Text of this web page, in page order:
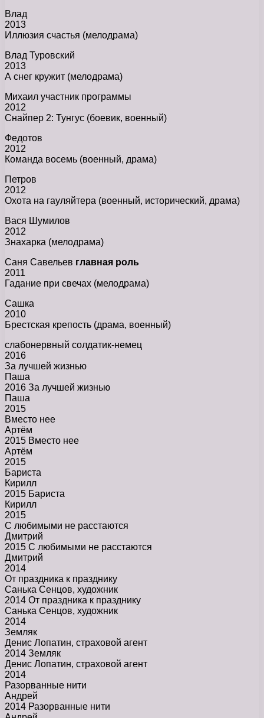
Влад
2013
Иллюзия счастья (мелодрама)
Влад Туровский
2013
А снег кружит (мелодрама)
Михаил участник программы
2012
Снайпер 2: Тунгус (боевик, военный)
Федотов
2012
Команда восемь (военный, драма)
Петров
2012
Охота на гауляйтера (военный, исторический, драма)
Вася Шумилов
2012
Знахарка (мелодрама)
Саня Савельев главная роль
2011
Гадание при свечах (мелодрама)
Сашка
2010
Брестская крепость (драма, военный)
слабонервный солдатик-немец
2016
За лучшей жизнью
Паша
2016 За лучшей жизнью
Паша
2015
Вместо нее
Артём
2015 Вместо нее
Артём
2015
Бариста
Кирилл
2015 Бариста
Кирилл
2015
С любимыми не расстаются
Дмитрий
2015 С любимыми не расстаются
Дмитрий
2014
От праздника к празднику
Санька Сенцов, художник
2014 От праздника к празднику
Санька Сенцов, художник
2014
Земляк
Денис Лопатин, страховой агент
2014 Земляк
Денис Лопатин, страховой агент
2014
Разорванные нити
Андрей
2014 Разорванные нити